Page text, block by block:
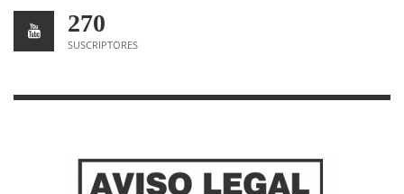
270
SUSCRIPTORES